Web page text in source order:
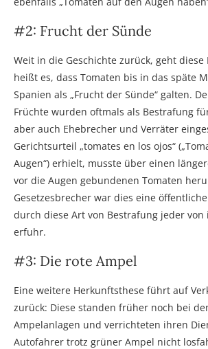
#2: Frucht der Sünde
Weit in die Geschichte zurück, geht diese
heißt es, dass Tomaten bis in das späte
Spanien als „Frucht der Sünde“ galten.
Früchte wurden oftmals als Bestrafung
aber auch Ehebrecher und Verräter
Gerichtsurteil „tomates en los ojos“
Augen“) erhielt, musste über einen
vor die Augen gebundenen Tomaten
Gesetzesbrecher war dies eine
durch diese Art von Bestrafung jeder
erfuhr.
#3: Die rote Ampel
Eine weitere Herkunftsthese führt auf
zurück: Diese standen früher noch bei
Ampelanlagen und verrichteten ihren
Autofahrer trotz grüner Ampel nicht